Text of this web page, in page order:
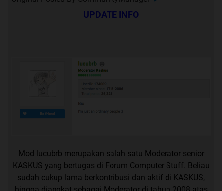
UPDATE INFO
Mod lucubrb merupakan salah satu Moderator senior
KASKUS yang bertugas di Forum Computer Stuff. Beliau
sudah cukup lama berkontribusi dan aktif di KASKUS,
hingga diangkat sebagai Moderator di tahun 2008 atas